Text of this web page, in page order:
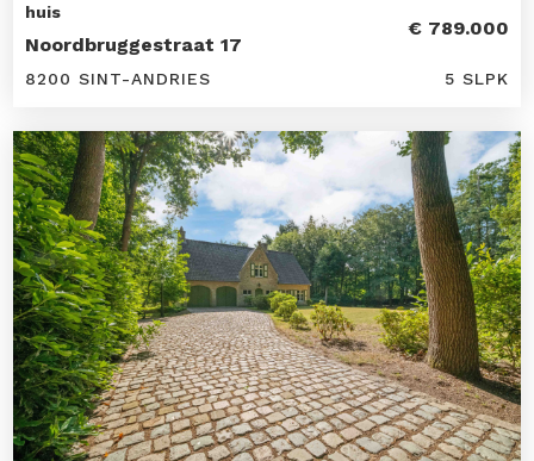
huis
Noordbruggestraat 17
€ 789.000
8200 SINT-ANDRIES 5 SLPK